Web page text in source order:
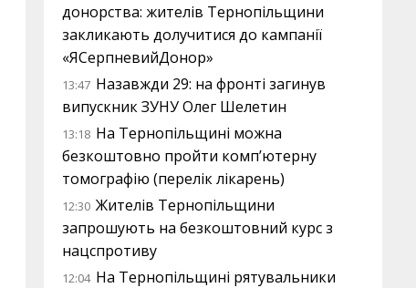
донорства: жителів Тернопільщини
закликають долучитися до кампанії
«ЯСерпневийДонор»
13:47 Назавжди 29: на фронті загинув
випускник ЗУНУ Олег Шелетин
13:18 На Тернопільщині можна
безкоштовно пройти комп’ютерну
томографію (перелік лікарень)
12:30 Жителів Тернопільщини
запрошують на безкоштовний курс з
нацспротиву
12:04 На Тернопільщині рятувальники